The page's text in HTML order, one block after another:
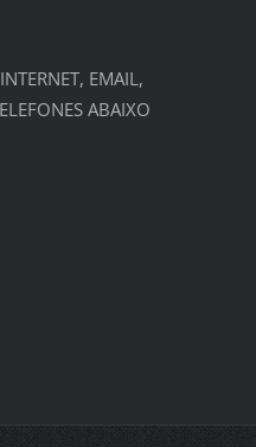
EMAIL,
ABAIXO